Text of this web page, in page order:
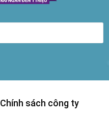
Chính sách công ty